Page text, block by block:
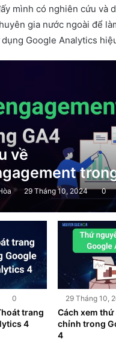
mình có nghiên cứu và
gia nước ngoài để
Google Analytics
về
Analytics 4
29 Tháng 10, 2024 0
0
trang
4
29 Tháng 10,
Cách xem
chỉnh trong
4